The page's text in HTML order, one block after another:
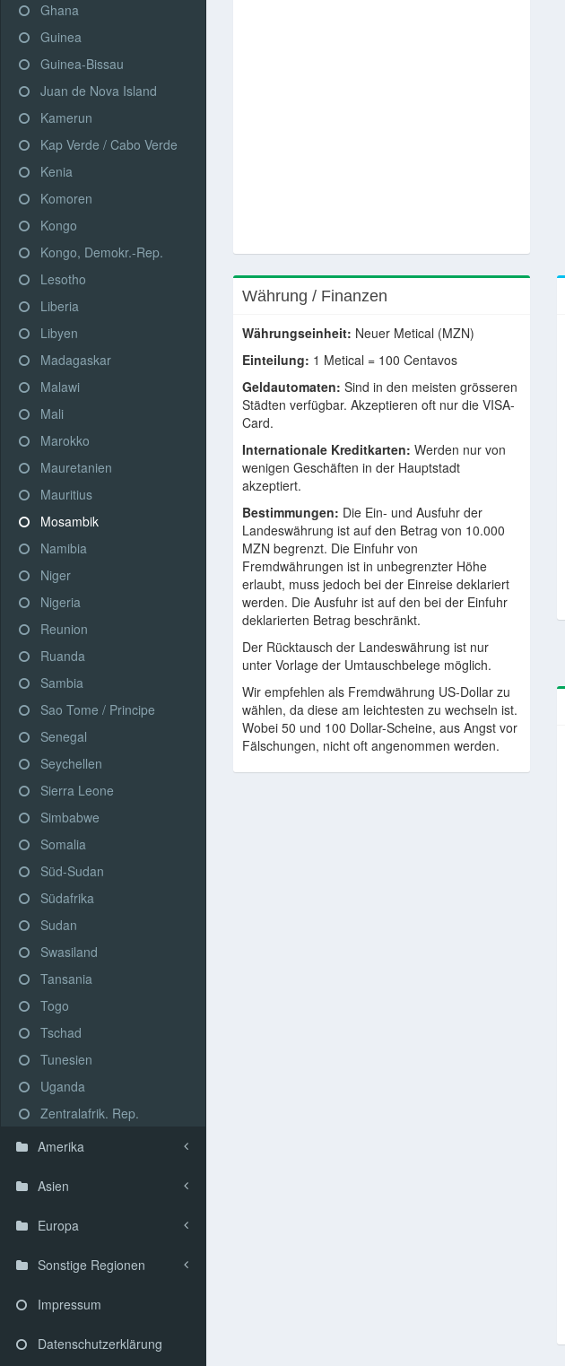
Ghana
Guinea
Guinea-Bissau
Juan de Nova Island
Kamerun
Kap Verde / Cabo Verde
Kenia
Komoren
Kongo
Kongo, Demokr.-Rep.
Lesotho
Liberia
Libyen
Madagaskar
Malawi
Mali
Marokko
Mauretanien
Mauritius
Mosambik
Namibia
Niger
Nigeria
Reunion
Ruanda
Sambia
Sao Tome / Principe
Senegal
Seychellen
Sierra Leone
Simbabwe
Somalia
Süd-Sudan
Südafrika
Sudan
Swasiland
Tansania
Togo
Tschad
Tunesien
Uganda
Zentralafrik. Rep.
Amerika
Asien
Europa
Sonstige Regionen
Impressum
Datenschutzerklärung
Währung / Finanzen
Währungseinheit: Neuer Metical (MZN)
Einteilung: 1 Metical = 100 Centavos
Geldautomaten: Sind in den meisten grösseren
Städten verfügbar. Akzeptieren oft nur die VISA-
Card.
Internationale Kreditkarten: Werden nur von
wenigen Geschäften in der Hauptstadt
akzeptiert.
Bestimmungen: Die Ein- und Ausfuhr der
Landeswährung ist auf den Betrag von 10.000
MZN begrenzt. Die Einfuhr von
Fremdwährungen ist in unbegrenzter Höhe
erlaubt, muss jedoch bei der Einreise deklariert
werden. Die Ausfuhr ist auf den bei der Einfuhr
deklarierten Betrag beschränkt.
Der Rücktausch der Landeswährung ist nur
unter Vorlage der Umtauschbelege möglich.
Wir empfehlen als Fremdwährung US-Dollar zu
wählen, da diese am leichtesten zu wechseln ist.
Wobei 50 und 100 Dollar-Scheine, aus Angst vor
Fälschungen, nicht oft angenommen werden.